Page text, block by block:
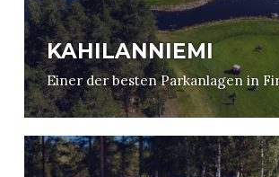
KAHILANNIEMI
Einer der besten Parkanlagen in